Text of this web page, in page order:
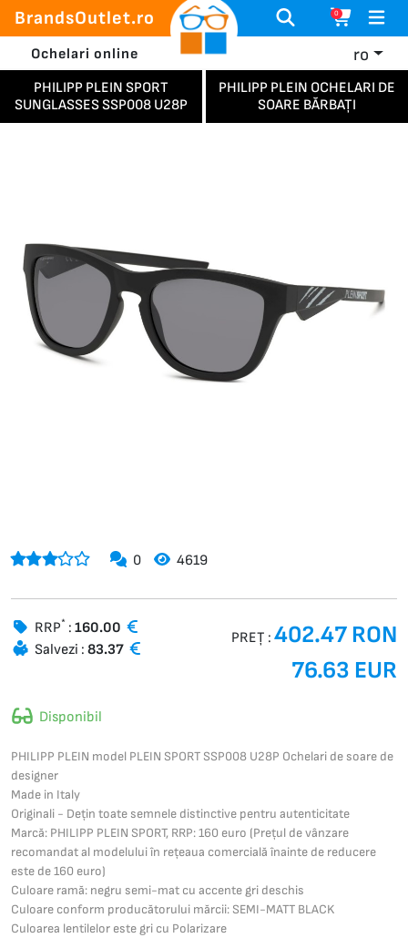
BrandsOutlet.ro 0
Ochelari online ro
PHILIPP PLEIN SPORT
SUNGLASSES SSP008 U28P
PHILIPP PLEIN OCHELARI DE
SOARE BĂRBAȚI
0 4619
RRP* : 160.00
Salvezi : 83.37
PREȚ : 402.47 RON
76.63 EUR
Disponibil
PHILIPP PLEIN model PLEIN SPORT SSP008 U28P Ochelari de soare de
designer
Made in Italy
Originali - Dețin toate semnele distinctive pentru autenticitate
Marcă: PHILIPP PLEIN SPORT, RRP: 160 euro (Prețul de vânzare
recomandat al modelului în rețeaua comercială înainte de reducere
este de 160 euro)
Culoare ramă: negru semi-mat cu accente gri deschis
Culoare conform producătorului mărcii: SEMI-MATT BLACK
Culoarea lentilelor este gri cu Polarizare